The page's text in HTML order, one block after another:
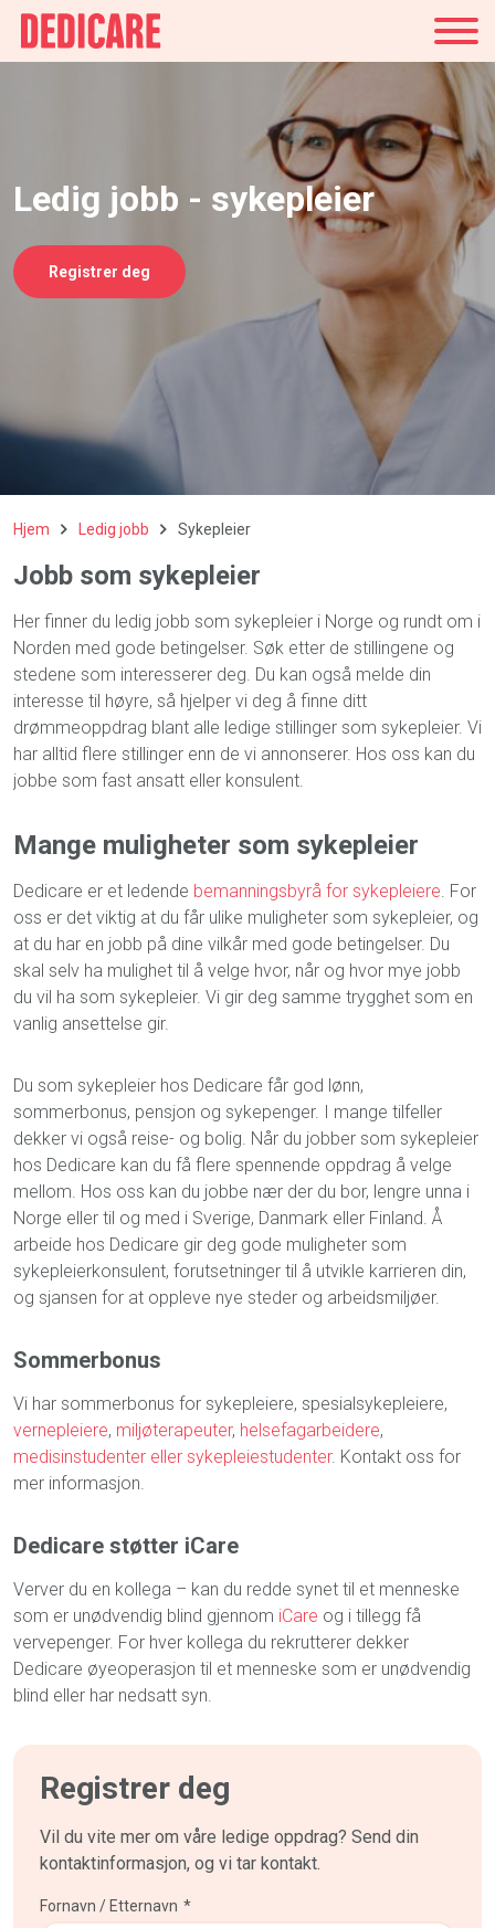
Ledig jobb - sykepleier
Registrer deg
Hjem Ledig jobb Sykepleier
Jobb som sykepleier
Her finner du ledig jobb som sykepleier i Norge og rundt om i
Norden med gode betingelser. Søk etter de stillingene og
stedene som interesserer deg. Du kan også melde din
interesse til høyre, så hjelper vi deg å finne ditt
drømmeoppdrag blant alle ledige stillinger som sykepleier. Vi
har alltid flere stillinger enn de vi annonserer. Hos oss kan du
jobbe som fast ansatt eller konsulent.
Mange muligheter som sykepleier
Dedicare er et ledende bemanningsbyrå for sykepleiere. For
oss er det viktig at du får ulike muligheter som sykepleier, og
at du har en jobb på dine vilkår med gode betingelser. Du
skal selv ha mulighet til å velge hvor, når og hvor mye jobb
du vil ha som sykepleier. Vi gir deg samme trygghet som en
vanlig ansettelse gir.
Du som sykepleier hos Dedicare får god lønn,
sommerbonus, pensjon og sykepenger. I mange tilfeller
dekker vi også reise- og bolig. Når du jobber som sykepleier
hos Dedicare kan du få flere spennende oppdrag å velge
mellom. Hos oss kan du jobbe nær der du bor, lengre unna i
Norge eller til og med i Sverige, Danmark eller Finland. Å
arbeide hos Dedicare gir deg gode muligheter som
sykepleierkonsulent, forutsetninger til å utvikle karrieren din,
og sjansen for at oppleve nye steder og arbeidsmiljøer.
Sommerbonus
Vi har sommerbonus for sykepleiere, spesialsykepleiere,
vernepleiere, miljøterapeuter, helsefagarbeidere,
medisinstudenter eller sykepleiestudenter. Kontakt oss for
mer informasjon.
Dedicare støtter iCare
Verver du en kollega – kan du redde synet til et menneske
som er unødvendig blind gjennom iCare og i tillegg få
vervepenger. For hver kollega du rekrutterer dekker
Dedicare øyeoperasjon til et menneske som er unødvendig
blind eller har nedsatt syn.
Registrer deg
Vil du vite mer om våre ledige oppdrag? Send din
kontaktinformasjon, og vi tar kontakt.
Fornavn / Etternavn *